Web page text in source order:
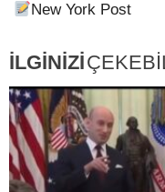
New York Post
İLGİNİZİ